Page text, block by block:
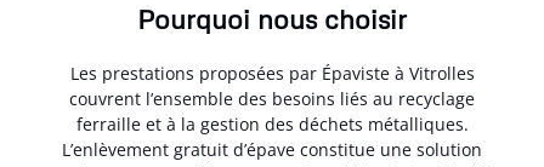
Pourquoi nous choisir
Les prestations proposées par Épaviste à Vitrolles
couvrent l’ensemble des besoins liés au recyclage
ferraille et à la gestion des déchets métalliques.
L’enlèvement gratuit d’épave constitue une solution